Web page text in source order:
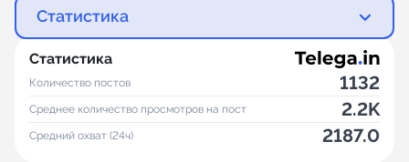
Статистика
Статистика
Количество постов 1132
Среднее количество просмотров на пост 2.2K
Средний охват (24ч) 2187.0